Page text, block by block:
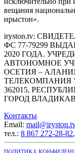
вещания
ирыстон».
iryston.tv:
ФС 77-79299
2020 ГОДА.
АВТОНОМНОЕ
ОСЕТИЯ –
ТЕЛЕКОМПАНИЯ
362015,
ГОРОД
Контакты
Email:
тел.: 8 867 272-28-82,